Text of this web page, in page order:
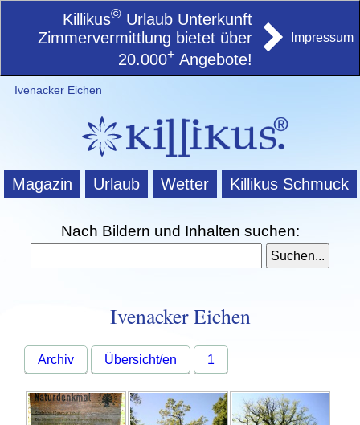
Killikus© Urlaub Unterkunft
Zimmervermittlung bietet über
20.000+ Angebote!
Impressum
Ivenacker Eichen
Magazin Urlaub Wetter Killikus Schmuck
Nach Bildern und Inhalten suchen:
Ivenacker Eichen
Archiv Übersicht/en 1